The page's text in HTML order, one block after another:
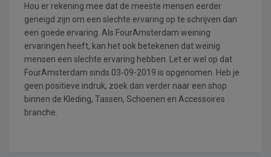
Hou er rekening mee dat de meeste mensen eerder
geneigd zijn om een slechte ervaring op te schrijven dan
een goede ervaring. Als FourAmsterdam weining
ervaringen heeft, kan het ook betekenen dat weinig
mensen een slechte ervaring hebben. Let er wel op dat
FourAmsterdam sinds 03-09-2019 is opgenomen. Heb je
geen positieve indruk, zoek dan verder naar een shop
binnen de Kleding, Tassen, Schoenen en Accessoires
branche.